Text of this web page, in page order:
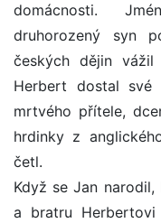
domácnosti.
druhorozený syn
českých dějin
Herbert dostal své
mrtvého přítele,
hrdinky z
četl.
Když se Jan
a bratru